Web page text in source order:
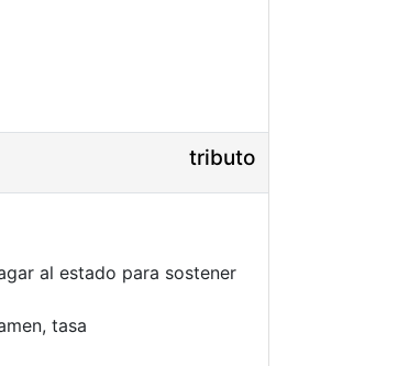
tributo
al estado para sostener
tasa